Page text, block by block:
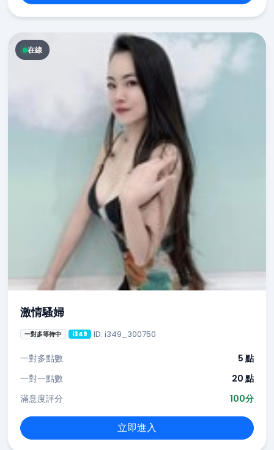
在線
激情騷婦
一對多等待中 i349 ID: i349_300750
一對多點數
5 點
一對一點數
20 點
滿意度評分
100分
立即進入